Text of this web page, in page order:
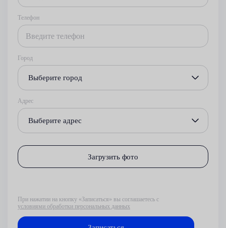
Телефон
Город
Выберите город
Адрес
Выберите адрес
Загрузить фото
При нажатии на кнопку «Записаться» вы соглашаетесь с
условиями обработки персональных данных